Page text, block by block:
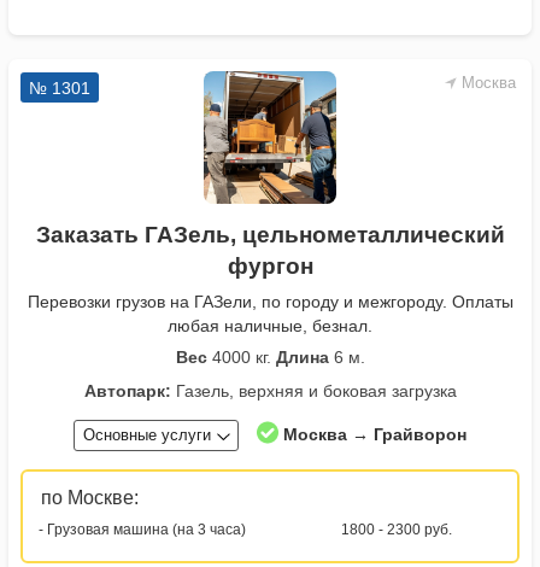
Москва
№ 1301
Заказать ГАЗель, цельнометаллический
фургон
Перевозки грузов на ГАЗели, по городу и межгороду. Оплаты
любая наличные, безнал.
Вес4000 кг. Длина6 м.
Автопарк: Газель, верхняя и боковая загрузка
Основные услуги Москва → Грайворон
по Москве:
- Грузовая машина (на 3 часа) 1800 - 2300 руб.